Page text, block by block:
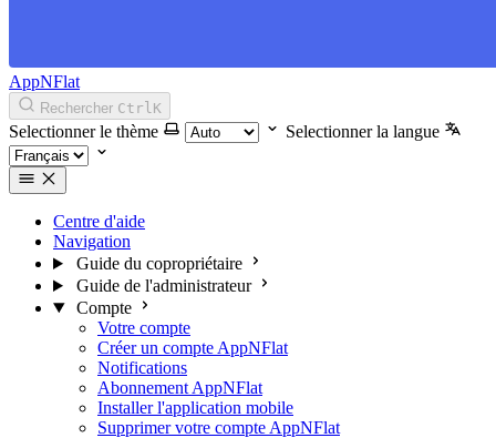
AppNFlat
Rechercher CtrlK
Selectionner le thème Selectionner la langue
Centre d'aide
Navigation
Guide du copropriétaire
Guide de l'administrateur
Compte
Votre compte
Créer un compte AppNFlat
Notifications
Abonnement AppNFlat
Installer l'application mobile
Supprimer votre compte AppNFlat